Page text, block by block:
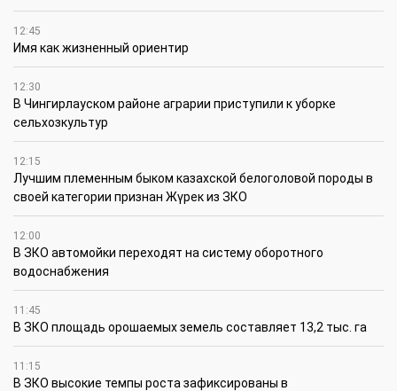
12:45
Имя как жизненный ориентир
12:30
В Чингирлауском районе аграрии приступили к уборке
сельхозкультур
12:15
Лучшим племенным быком казахской белоголовой породы в
своей категории признан Жүрек из ЗКО
12:00
В ЗКО автомойки переходят на систему оборотного
водоснабжения
11:45
В ЗКО площадь орошаемых земель составляет 13,2 тыс. га
11:15
В ЗКО высокие темпы роста зафиксированы в